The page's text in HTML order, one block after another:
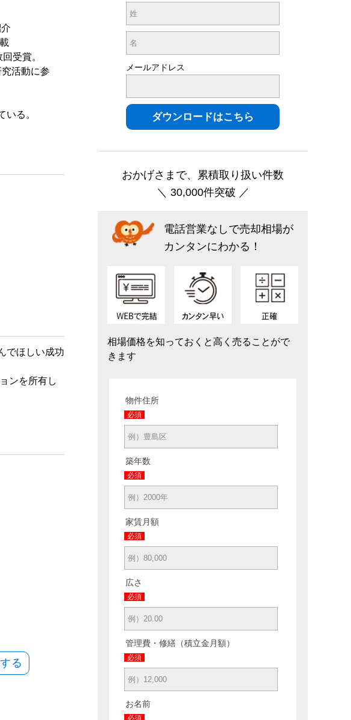
受賞。
活動に参
る。
でほしい成功
ンを所有し
る
メールアドレス
おかげさまで、累積取り扱い件数
＼ 30,000件突破 ／
電話営業なしで売却相場が
カンタンにわかる！
相場価格を知っておくと高く売ることがで
きます
物件住所
必須
築年数
必須
家賃月額
必須
広さ
必須
管理費・修繕（積立金月額）
必須
お名前
必須